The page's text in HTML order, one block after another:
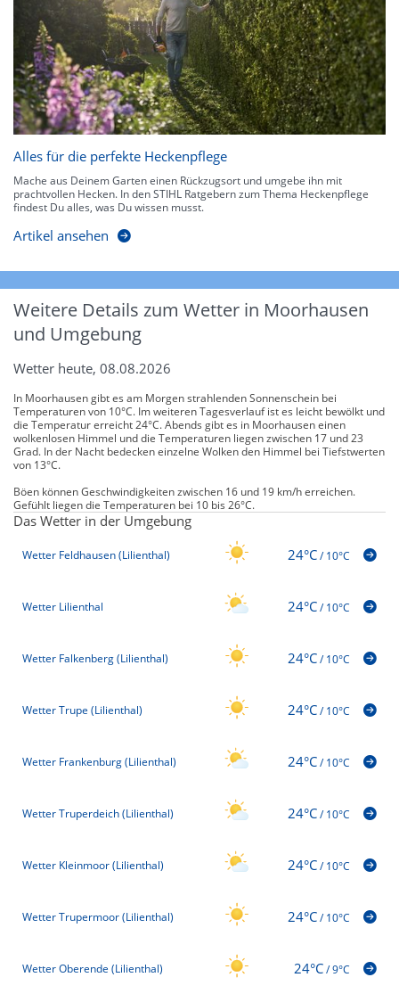
Alles für die perfekte Heckenpflege
Mache aus Deinem Garten einen Rückzugsort und umgebe ihn mit
prachtvollen Hecken. In den STIHL Ratgebern zum Thema Heckenpflege
findest Du alles, was Du wissen musst.
Artikel ansehen
Weitere Details zum Wetter in Moorhausen
und Umgebung
Wetter heute, 08.08.2026
In Moorhausen gibt es am Morgen strahlenden Sonnenschein bei
Temperaturen von 10°C. Im weiteren Tagesverlauf ist es leicht bewölkt und
die Temperatur erreicht 24°C. Abends gibt es in Moorhausen einen
wolkenlosen Himmel und die Temperaturen liegen zwischen 17 und 23
Grad. In der Nacht bedecken einzelne Wolken den Himmel bei Tiefstwerten
von 13°C.
Böen können Geschwindigkeiten zwischen 16 und 19 km/h erreichen.
Gefühlt liegen die Temperaturen bei 10 bis 26°C.
Das Wetter in der Umgebung
Wetter Feldhausen (Lilienthal) 24°C/10°C
Wetter Lilienthal 24°C/10°C
Wetter Falkenberg (Lilienthal) 24°C/10°C
Wetter Trupe (Lilienthal) 24°C/10°C
Wetter Frankenburg (Lilienthal) 24°C/10°C
Wetter Truperdeich (Lilienthal) 24°C/10°C
Wetter Kleinmoor (Lilienthal) 24°C/10°C
Wetter Trupermoor (Lilienthal) 24°C/10°C
Wetter Oberende (Lilienthal) 24°C/9°C